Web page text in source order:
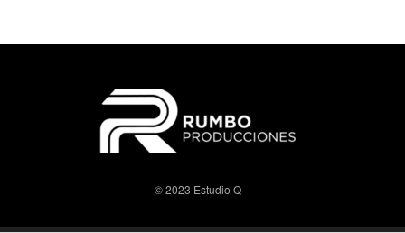
© 2023 Estudio Q